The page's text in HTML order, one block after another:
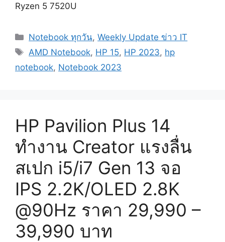
Ryzen 5 7520U
Categories
Notebook ทุกวัน,Weekly Update ข่าว IT
Tags
AMD Notebook, HP 15, HP 2023, hp
notebook, Notebook 2023
HP Pavilion Plus 14
ทำงาน Creator แรงลื่น
สเปก i5/i7 Gen 13 จอ
IPS 2.2K/OLED 2.8K
@90Hz ราคา 29,990 –
39,990 บาท